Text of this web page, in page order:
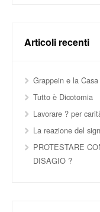
Articoli recenti
Grappein e la
Tutto è Dicotomia
Lavorare ? per
La reazione del
PROTESTARE
DISAGIO ?